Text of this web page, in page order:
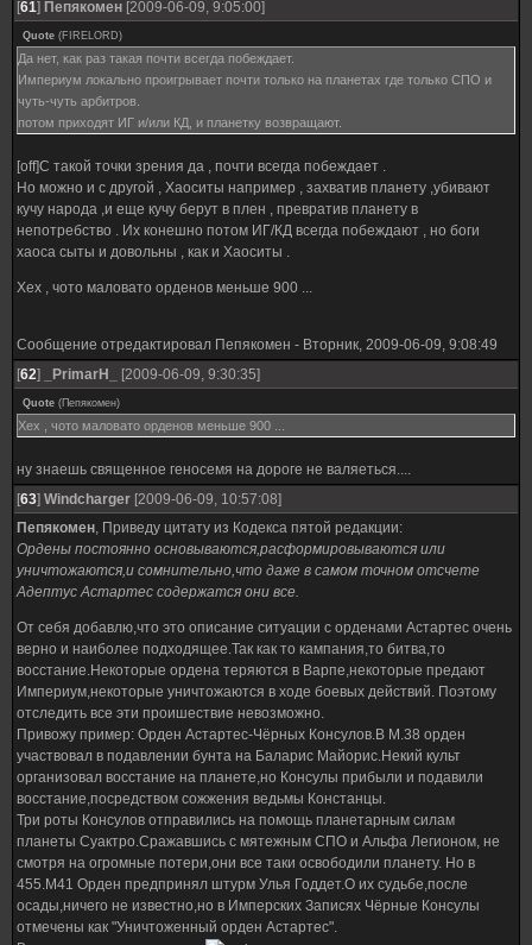
[61] Пепякомен [2009-06-09, 9:05:00]
Quote (FIRELORD)
Да нет, как раз такая почти всегда побеждает.
Империум локально проигрывает почти только на планетах где только СПО и
чуть-чуть арбитров.
потом приходят ИГ и/или КД, и планетку возвращают.
[off]С такой точки зрения да , почти всегда побеждает .
Но можно и с другой , Хаоситы например , захватив планету ,убивают
кучу народа ,и еще кучу берут в плен , превратив планету в
непотребство . Их конешно потом ИГ/КД всегда побеждают , но боги
хаоса сыты и довольны , как и Хаоситы .
Хех , чото маловато орденов меньше 900 ...
Сообщение отредактировал Пепякомен - Вторник, 2009-06-09, 9:08:49
[62] _PrimarH_ [2009-06-09, 9:30:35]
Quote (Пепякомен)
Хех , чото маловато орденов меньше 900 ...
ну знаешь священное геносемя на дороге не валяеться....
[63] Windcharger [2009-06-09, 10:57:08]
Пепякомен, Приведу цитату из Кодекса пятой редакции:
Ордены постоянно основываются,расформировываются или
уничтожаются,и сомнительно,что даже в самом точном отсчете
Адептус Астартес содержатся они все.
От себя добавлю,что это описание ситуации с орденами Астартес очень
верно и наиболее подходящее.Так как то кампания,то битва,то
восстание.Некоторые ордена теряются в Варпе,некоторые предают
Империум,некоторые уничтожаются в ходе боевых действий. Поэтому
отследить все эти проишествие невозможно.
Привожу пример: Орден Астартес-Чёрных Консулов.В М.38 орден
участвовал в подавлении бунта на Баларис Майорис.Некий культ
организовал восстание на планете,но Консулы прибыли и подавили
восстание,посредством сожжения ведьмы Констанцы.
Три роты Консулов отправились на помощь планетарным силам
планеты Суактро.Сражавшись с мятежным СПО и Альфа Легионом, не
смотря на огромные потери,они все таки освободили планету. Но в
455.M41 Орден предпринял штурм Улья Годдет.О их судьбе,после
осады,ничего не известно,но в Имперских Записях Чёрные Консулы
отмечены как "Уничтоженный орден Астартес".